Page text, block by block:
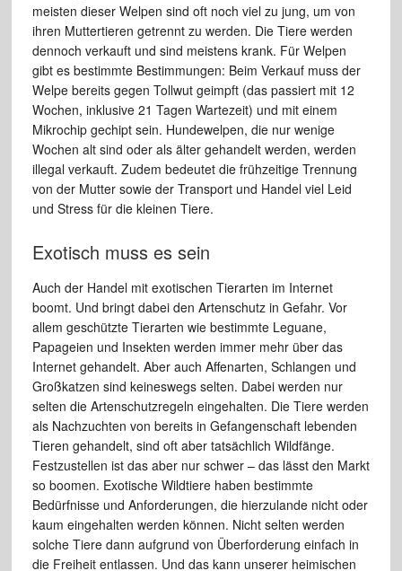
meisten dieser Welpen sind oft noch viel zu jung, um von
ihren Muttertieren getrennt zu werden. Die Tiere werden
dennoch verkauft und sind meistens krank. Für Welpen
gibt es bestimmte Bestimmungen: Beim Verkauf muss der
Welpe bereits gegen Tollwut geimpft (das passiert mit 12
Wochen, inklusive 21 Tagen Wartezeit) und mit einem
Mikrochip gechipt sein. Hundewelpen, die nur wenige
Wochen alt sind oder als älter gehandelt werden, werden
illegal verkauft. Zudem bedeutet die frühzeitige Trennung
von der Mutter sowie der Transport und Handel viel Leid
und Stress für die kleinen Tiere.
Exotisch muss es sein
Auch der Handel mit exotischen Tierarten im Internet
boomt. Und bringt dabei den Artenschutz in Gefahr. Vor
allem geschützte Tierarten wie bestimmte Leguane,
Papageien und Insekten werden immer mehr über das
Internet gehandelt. Aber auch Affenarten, Schlangen und
Großkatzen sind keineswegs selten. Dabei werden nur
selten die Artenschutzregeln eingehalten. Die Tiere werden
als Nachzuchten von bereits in Gefangenschaft lebenden
Tieren gehandelt, sind oft aber tatsächlich Wildfänge.
Festzustellen ist das aber nur schwer – das lässt den Markt
so boomen. Exotische Wildtiere haben bestimmte
Bedürfnisse und Anforderungen, die hierzulande nicht oder
kaum eingehalten werden können. Nicht selten werden
solche Tiere dann aufgrund von Überforderung einfach in
die Freiheit entlassen. Und das kann unserer heimischen